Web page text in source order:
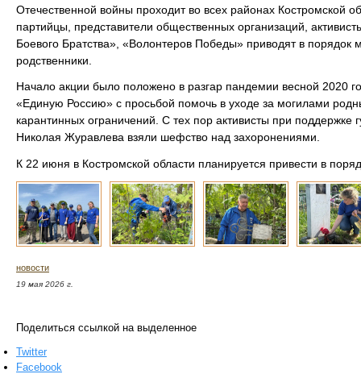
Отечественной войны проходит во всех районах Костромской
партийцы, представители общественных организаций,
Боевого Братства», «Волонтеров Победы» приводят в порядок
родственники.
Начало акции было положено в разгар пандемии весной 2020
«Единую Россию» с просьбой помочь в уходе за могилами
карантинных ограничений. С тех пор активисты при поддержке
Николая Журавлева взяли шефство над захоронениями.
К 22 июня в Костромской области планируется привести в
новости
19 мая 2026 г.
Поделиться ссылкой на выделенное
Twitter
Facebook